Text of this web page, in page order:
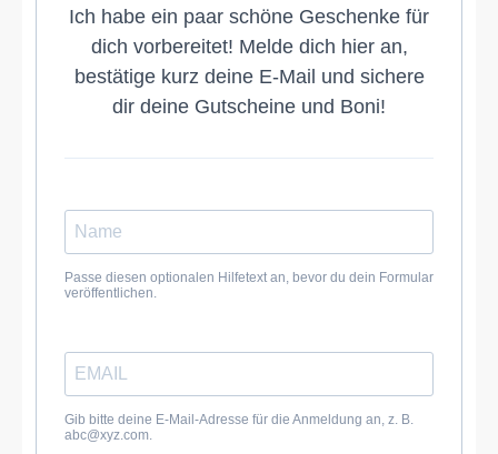
Ich habe ein paar schöne Geschenke für
dich vorbereitet! Melde dich hier an,
bestätige kurz deine E-Mail und sichere
dir deine Gutscheine und Boni!
Passe diesen optionalen Hilfetext an, bevor du dein Formular
veröffentlichen.
Gib bitte deine E-Mail-Adresse für die Anmeldung an, z. B.
abc@xyz.com.